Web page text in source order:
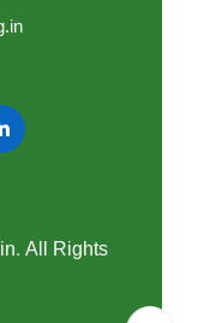
All Rights